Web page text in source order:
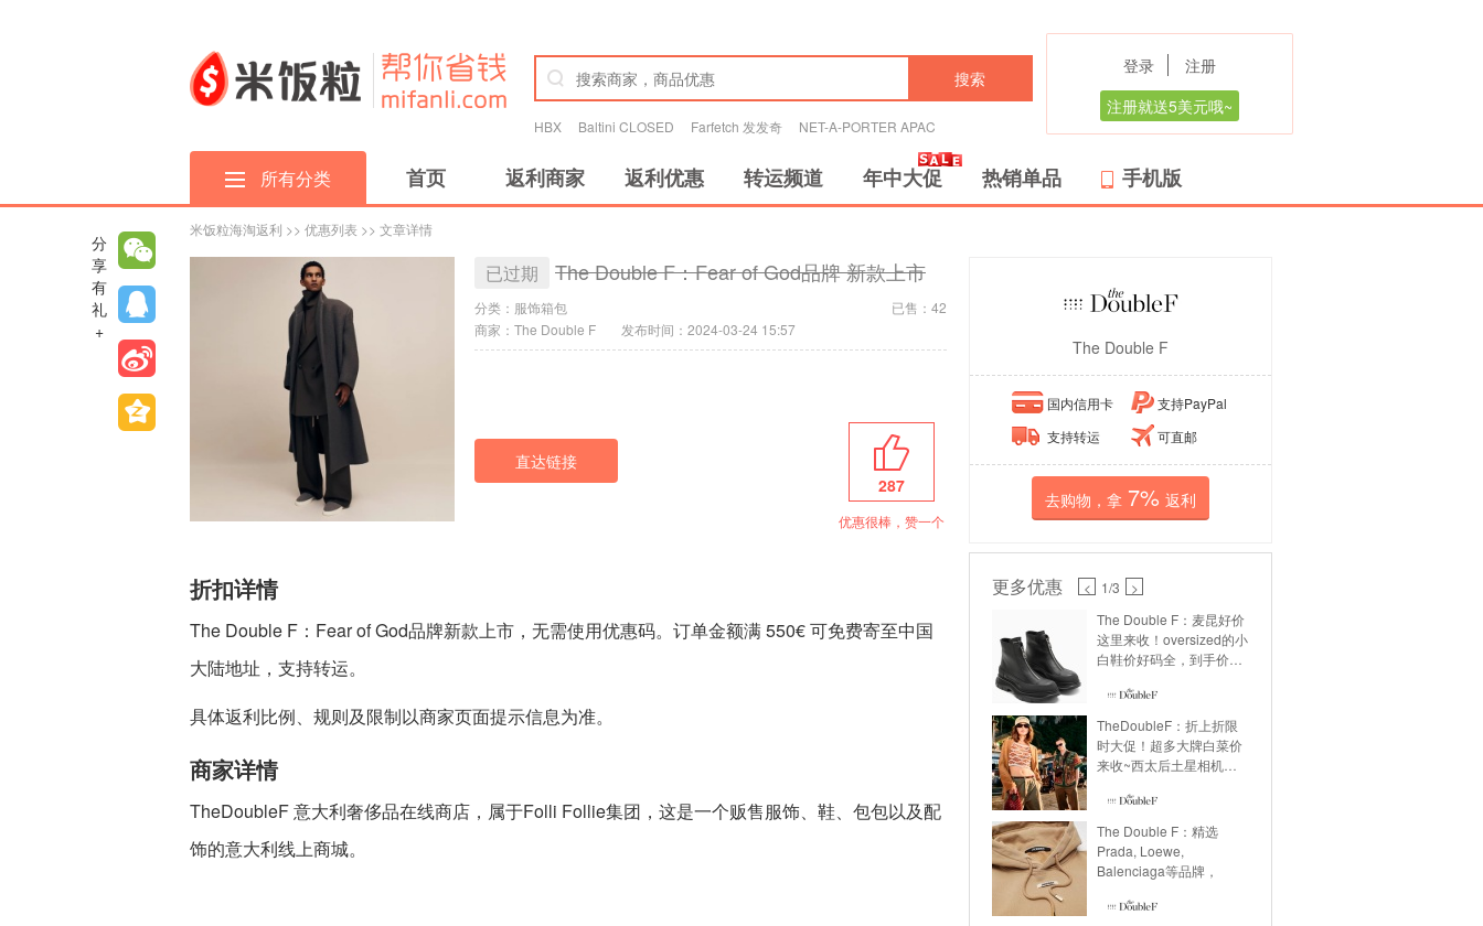
搜索
HBX Baltini CLOSED Farfetch 发发奇 NET-A-PORTER APAC
登录
注册
注册就送5美元哦~
所有分类 首页 返利商家 返利优惠 转运频道 年中大促 热销单品 手机版
米饭粒海淘返利 >> 优惠列表 >> 文章详情
已过期 The Double F：Fear of God品牌 新款上市
分类： 服饰箱包
已售：42
商家：The Double F
发布时间：2024-03-24 15:57
直达链接
287
优惠很棒，赞一个
折扣详情
The Double F：Fear of God品牌新款上市，无需使用优惠码。订单金额满 550€ 可免费寄至中国
大陆地址，支持转运。
具体返利比例、规则及限制以商家页面提示信息为准。
商家详情
TheDoubleF 意大利奢侈品在线商店，属于Folli Follie集团，这是一个贩售服饰、鞋、包包以及配
饰的意大利线上商城。
The Double F
国内信用卡
支持PayPal
支持转运
可直邮
去购物，拿 7% 返利
更多优惠 < 1/3
>
The Double F：麦昆好价
这里来收！oversized的小
白鞋价好码全，到手价
省500美金以上！折扣区
更多好价款式持续更新中
~
TheDoubleF：折上折限
时大促！超多大牌白菜价
来收~西太后土星相机包
刺绣logo牛仔卫衣低至
$200+CK Ivory超修身衬
衫白菜价不到70美金到手
~Thom Browne多款衬衫
The Double F：精选
Prada, Loewe,
Balenciaga等品牌，
分
享
有
礼
+